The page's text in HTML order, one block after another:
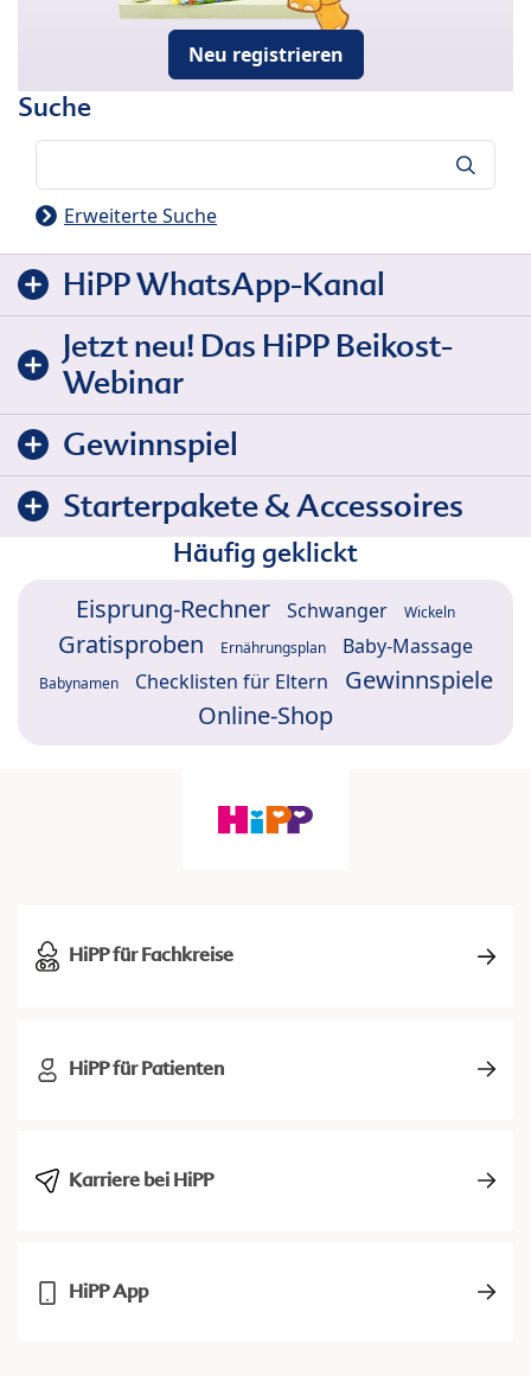
Neu registrieren
Suche
Erweiterte Suche
HiPP WhatsApp-Kanal
Jetzt neu! Das HiPP Beikost-
Webinar
Gewinnspiel
Starterpakete & Accessoires
Häufig geklickt
Eisprung-Rechner Schwanger Wickeln
Gratisproben Ernährungsplan Baby-Massage
Babynamen Checklisten für Eltern
Gewinnspiele
Online-Shop
HiPP für Fachkreise
HiPP für Patienten
Karriere bei HiPP
HiPP App